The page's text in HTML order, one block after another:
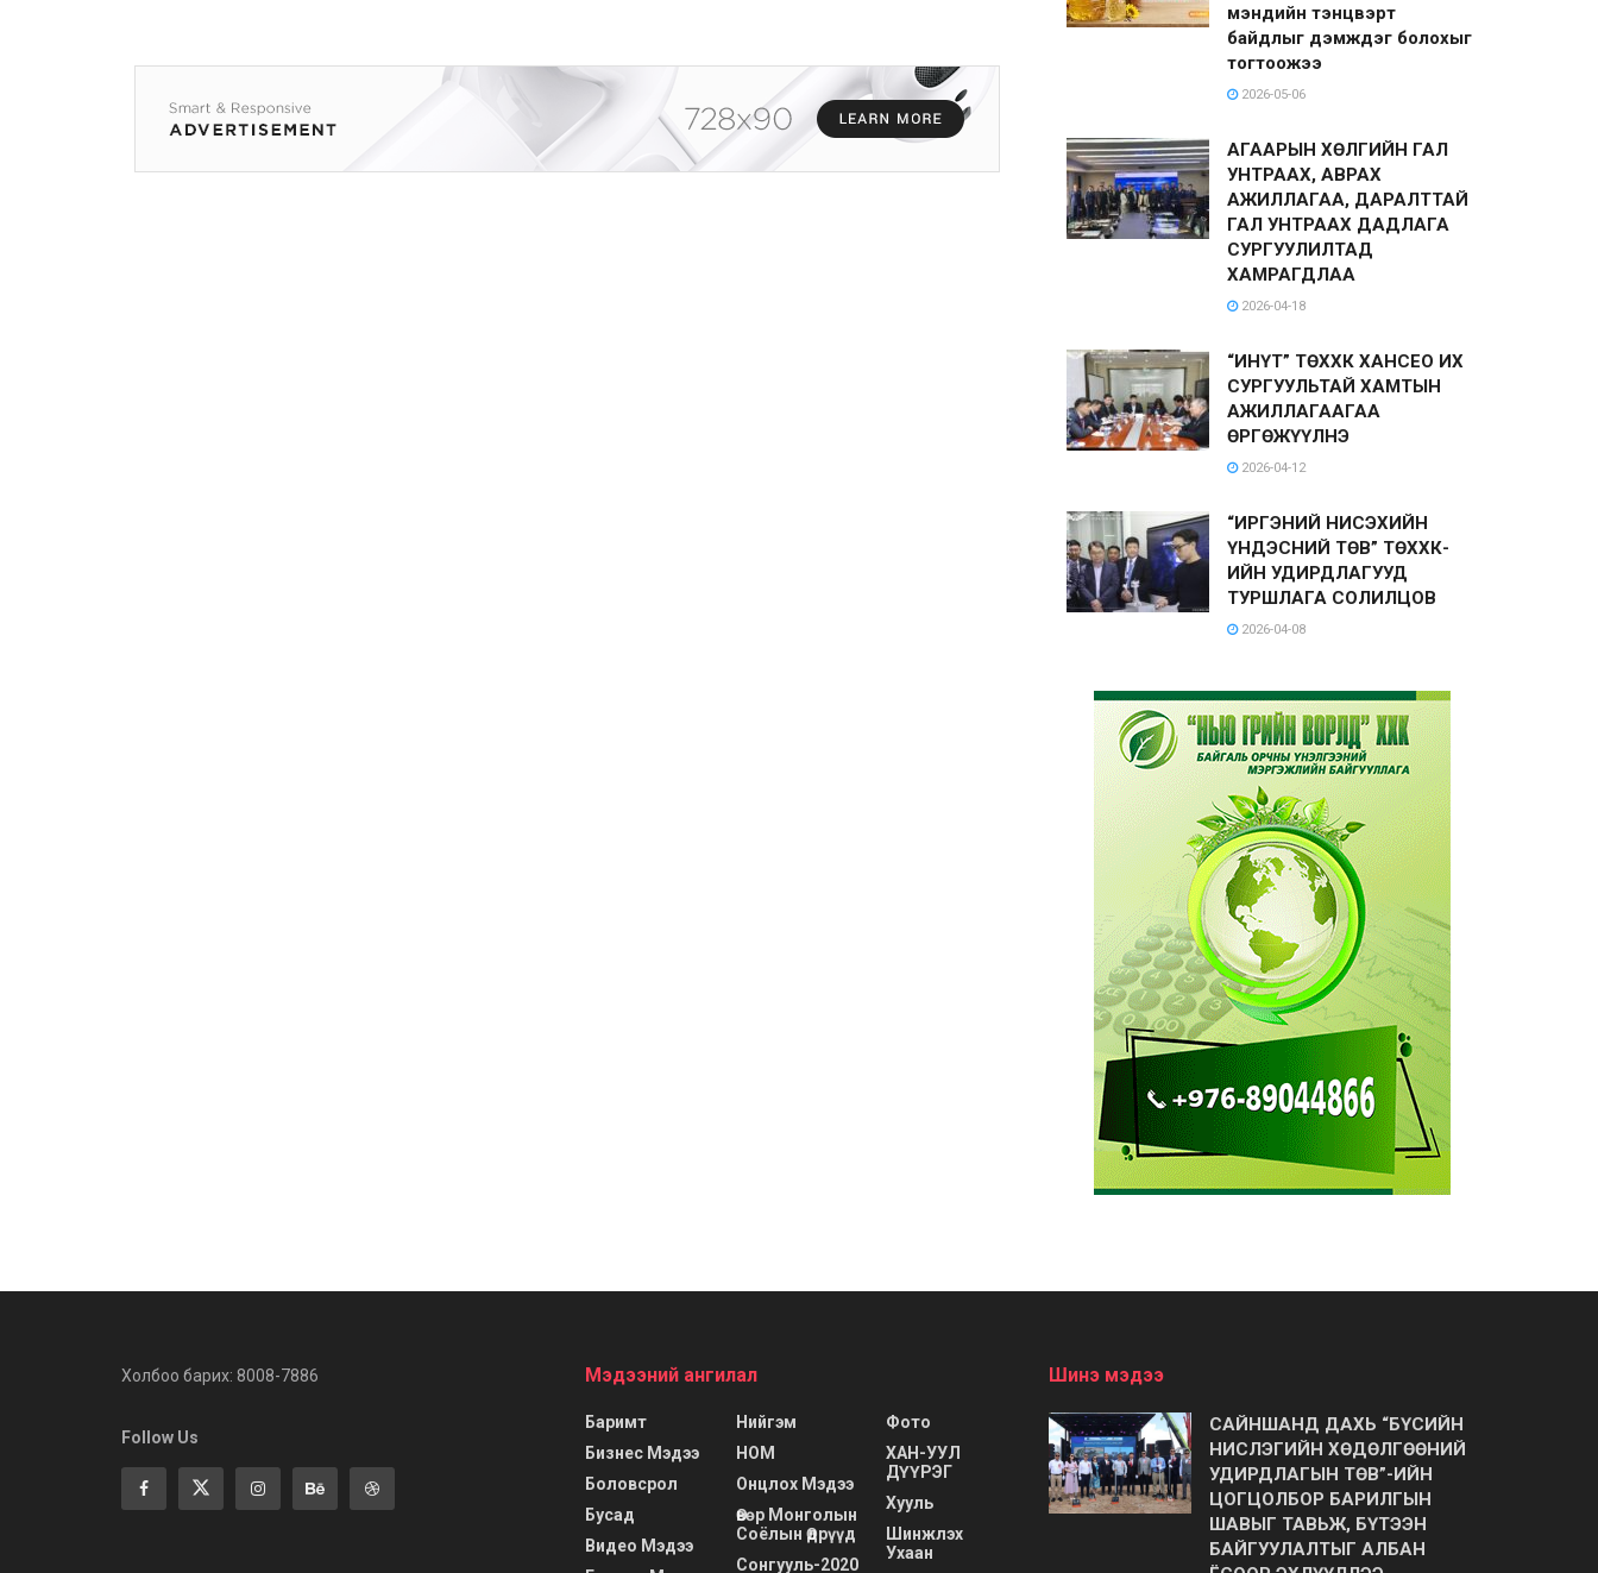
мэндийн тэнцвэрт
байдлыг дэмждэг болохыг
тогтоожээ
2026-05-06
АГААРЫН ХӨЛГИЙН ГАЛ
УНТРААХ, АВРАХ
АЖИЛЛАГАА, ДАРАЛТТАЙ
ГАЛ УНТРААХ ДАДЛАГА
СУРГУУЛИЛТАД
ХАМРАГДЛАА
2026-04-18
“ИНҮТ” ТӨХХК ХАНСЕО ИХ
СУРГУУЛЬТАЙ ХАМТЫН
АЖИЛЛАГААГАА
ӨРГӨЖҮҮЛНЭ
2026-04-12
“ИРГЭНИЙ НИСЭХИЙН
ҮНДЭСНИЙ ТӨВ” ТӨХХК-
ИЙН УДИРДЛАГУУД
ТУРШЛАГА СОЛИЛЦОВ
2026-04-08
Холбоо барих: 8008-7886
Follow Us
Мэдээний ангилал
Баримт
Бизнес Мэдээ
Боловсрол
Бусад
Видео Мэдээ
Нийгэм
НОМ
Онцлох Мэдээ
Өвөр Монголын
Соёлын Өдрүүд
Сонгууль-2020
Фото
ХАН-УУЛ
ДҮҮРЭГ
Хууль
Шинжлэх
Ухаан
Шинэ мэдээ
САЙНШАНД ДАХЬ “БҮСИЙН
НИСЛЭГИЙН ХӨДӨЛГӨӨНИЙ
УДИРДЛАГЫН ТӨВ”-ИЙН
ЦОГЦОЛБОР БАРИЛГЫН
ШАВЫГ ТАВЬЖ, БҮТЭЭН
БАЙГУУЛАЛТЫГ АЛБАН